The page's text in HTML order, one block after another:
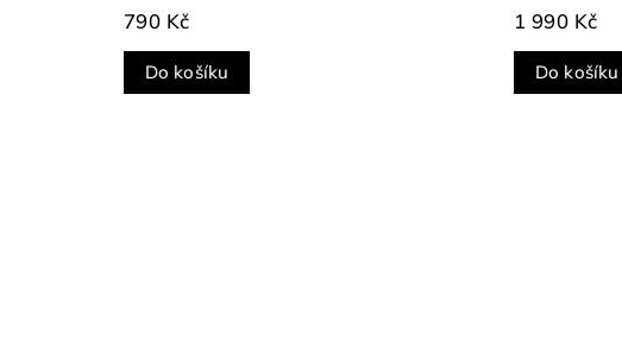
790 Kč
Do košíku
1 990 Kč
Do košíku